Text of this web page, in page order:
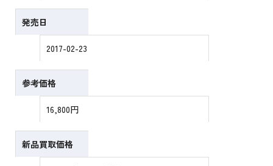
発売日
2017-02-23
参考価格
16,800円
新品買取価格